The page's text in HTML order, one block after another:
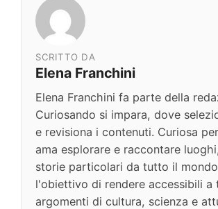
SCRITTO DA
Elena Franchini
Elena Franchini fa parte della
Curiosando si impara, dove
e revisiona i contenuti. Curiosa
ama esplorare e raccontare
storie particolari da tutto il
l'obiettivo di rendere accessibili a
argomenti di cultura, scienza e